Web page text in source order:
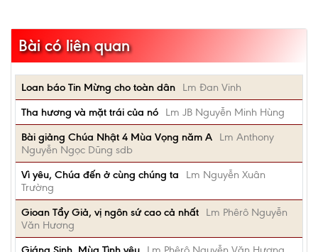
Bài có liên quan
Loan báo Tin Mừng cho toàn dân
Lm Đan Vinh
Tha hương và mặt trái của nó
Lm JB Nguyễn Minh Hùng
Bài giảng Chúa Nhật 4 Mùa Vọng năm A
Lm Anthony
Nguyễn Ngọc Dũng sdb
Vì yêu, Chúa đến ở cùng chúng ta
Lm Nguyễn Xuân
Trường
Gioan Tẩy Giả, vị ngôn sứ cao cả nhất
Lm Phêrô Nguyễn
Văn Hương